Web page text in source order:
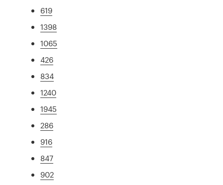
619
1398
1065
426
834
1240
1945
286
916
847
902